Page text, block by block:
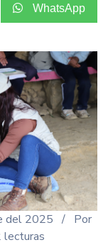
WhatsApp
del 2025 / Por